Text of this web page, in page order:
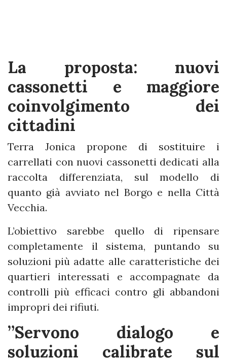
La proposta: nuovi
cassonetti e maggiore
coinvolgimento dei
cittadini
Terra Jonica propone di sostituire i
carrellati con nuovi cassonetti dedicati alla
raccolta differenziata, sul modello di
quanto già avviato nel Borgo e nella Città
Vecchia.
L’obiettivo sarebbe quello di ripensare
completamente il sistema, puntando su
soluzioni più adatte alle caratteristiche dei
quartieri interessati e accompagnate da
controlli più efficaci contro gli abbandoni
impropri dei rifiuti.
”Servono dialogo e
soluzioni calibrate sul